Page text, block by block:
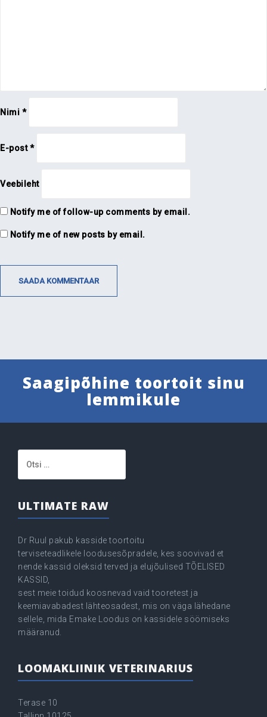
Nimi *
E-post*
Veebileht
Notify me of follow-up comments by email.
Notify me of new posts by email.
Saagipõhine toortoit sinu
lemmikule
ULTIMATE RAW
Dr Ruul pakub kasside toortoitu
terviseteadlikele loodusesõpradele, kes soovivad et
nende kassid oleksid terved ja elujõulised TÕELISED
KASSID,
sest meie toidud koosnevad vaid tooretest ja
keemiavabadest lähteosadest, mis on väga lähedane
sellele, mida Emake Loodus on kassidele söömiseks
määranud.
LOOMAKLIINIK VETERINARIUS
Terase 10